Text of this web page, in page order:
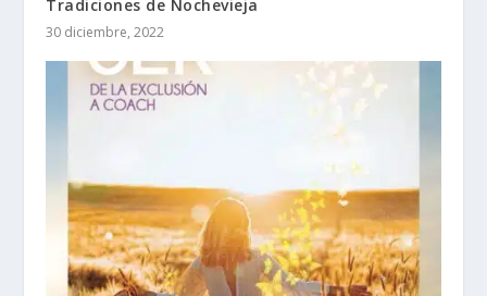
Tradiciones de Nochevieja
30 diciembre, 2022